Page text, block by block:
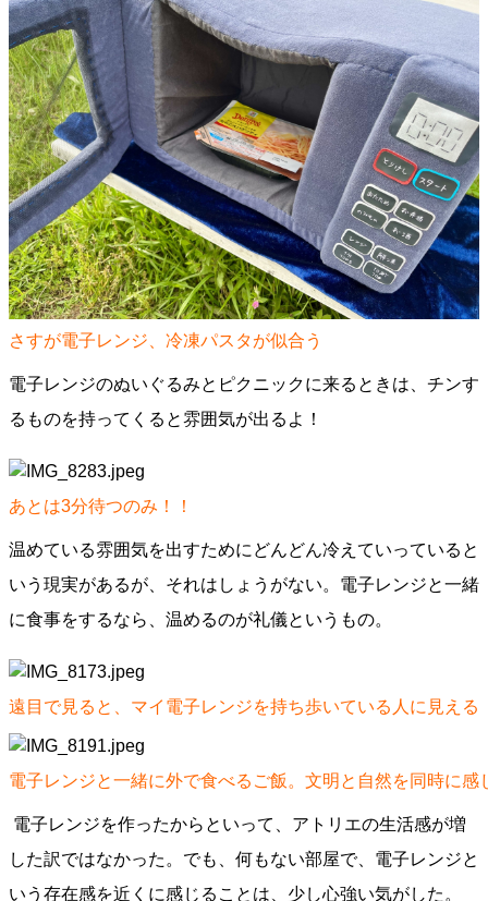
さすが電子レンジ、冷凍パスタが似合う
電子レンジのぬいぐるみとピクニックに来るときは、チンす
るものを持ってくると雰囲気が出るよ！
あとは3分待つのみ！！
温めている雰囲気を出すためにどんどん冷えていっていると
いう現実があるが、それはしょうがない。電子レンジと一緒
に食事をするなら、温めるのが礼儀というもの。
遠目で見ると、マイ電子レンジを持ち歩いている人に見える
電子レンジと一緒に外で食べるご飯。文明と自然を同時に
電子レンジを作ったからといって、アトリエの生活感が増
した訳ではなかった。でも、何もない部屋で、電子レンジと
いう存在感を近くに感じることは、少し心強い気がした。